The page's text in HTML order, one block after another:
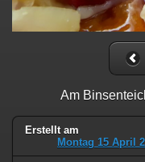
Am
Erstellt am
Montag 15 April